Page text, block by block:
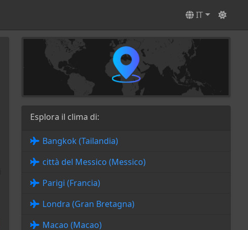
IT
Esplora il clima di:
Bangkok (Tailandia)
città del Messico (Messico)
Parigi (Francia)
Londra (Gran Bretagna)
Macao (Macao)